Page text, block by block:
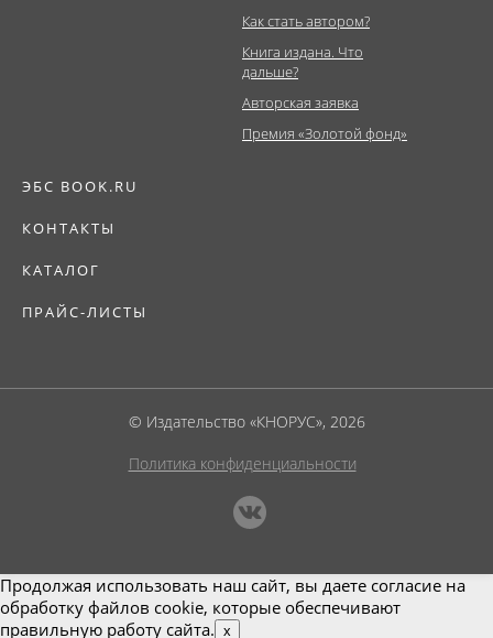
Как стать автором?
Книга издана. Что
дальше?
Авторская заявка
Премия «Золотой фонд»
ЭБС BOOK.RU
КОНТАКТЫ
КАТАЛОГ
ПРАЙС-ЛИСТЫ
© Издательство «КНОРУС», 2026
Политика конфиденциальности
Продолжая использовать наш сайт, вы даете согласие на
обработку файлов cookie, которые обеспечивают
правильную работу сайта. x